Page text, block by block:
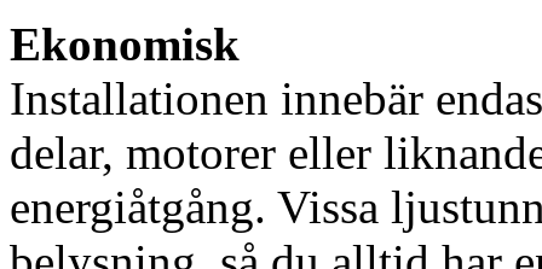
Ekonomisk
Installationen innebär
delar, motorer eller
energiåtgång. Vissa